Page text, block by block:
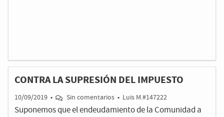
CONTRA LA SUPRESIÓN DEL IMPUESTO
10/09/2019 • Sin comentarios • Luis M.#147222
Suponemos que el endeudamiento de la Comunidad a